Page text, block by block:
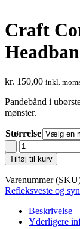
Craft
kr. 150,00 inkl.
Pandebånd i
mønster.
Størrelse
Craft
Core
Essence
Lumen
Headband
antal
Tilføj til kurv
Varenummer
Refleksveste og
Beskrivelse
Yderligere